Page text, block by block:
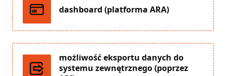
dashboard (platforma ARA)
możliwość eksportu danych do
systemu zewnętrznego (poprzez